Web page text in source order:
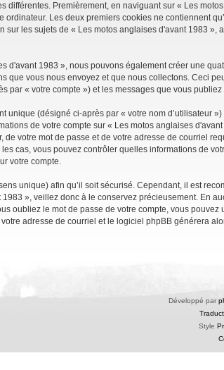
différentes. Premièrement, en naviguant sur « Les
Les deux premiers cookies ne contiennent
les sujets de « Les motos anglaises d'avant 1983
d'avant 1983 », nous pouvons également créer une
que vous nous envoyez et que nous collectons. Ceci
par « votre compte ») et les messages que vous
unique (désigné ci-après par « votre nom d’utilisateur
de votre compte sur « Les motos anglaises
de votre mot de passe et de votre adresse de courriel
cas, vous pouvez contrôler quelles informations de
votre compte.
unique) afin qu’il soit sécurisé. Cependant, il est
», veillez donc à le conservez précieusement. En
oubliez le mot de passe de votre compte, vous
adresse de courriel et le logiciel phpBB générera
Développé par
Style